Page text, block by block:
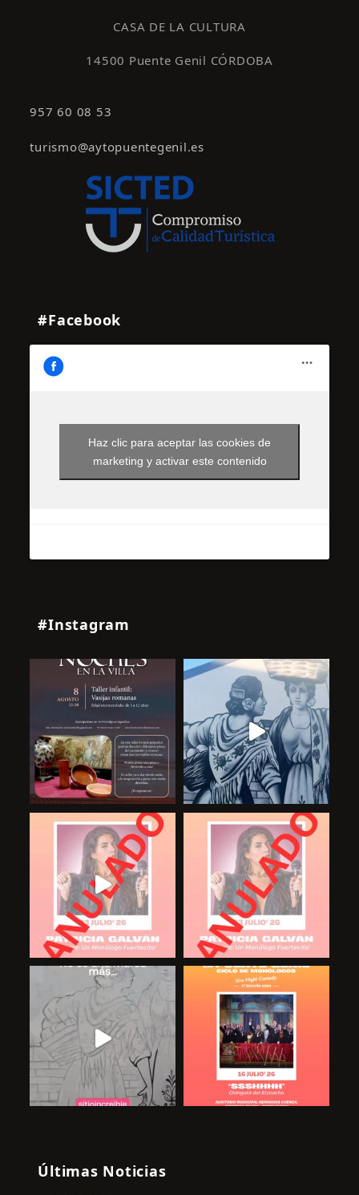
CASA DE LA CULTURA
14500 Puente Genil CÓRDOBA
957 60 08 53
turismo@aytopuentegenil.es
#Facebook
Haz clic para aceptar las cookies de
marketing y activar este contenido
#Instagram
Últimas Noticias